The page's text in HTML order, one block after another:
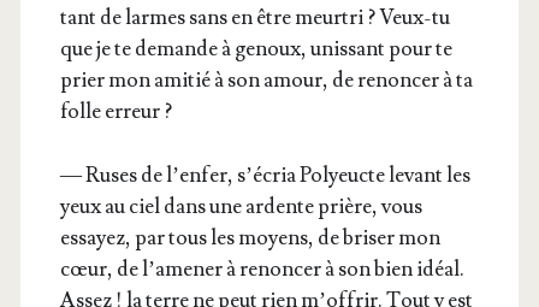
tant de larmes sans en être meur­tri ? Veux-tu
que je te demande à genoux, unis­sant pour te
prier mon ami­tié à son amour, de renon­cer à ta
folle erreur ?
— Ruses de l’en­fer, s’é­cria Poly­eucte levant les
yeux au ciel dans une ardente prière, vous
essayez, par tous les moyens, de bri­ser mon
cœur, de l’a­me­ner à renon­cer à son bien idéal.
Assez ! la terre ne peut rien m’of­frir. Tout y est